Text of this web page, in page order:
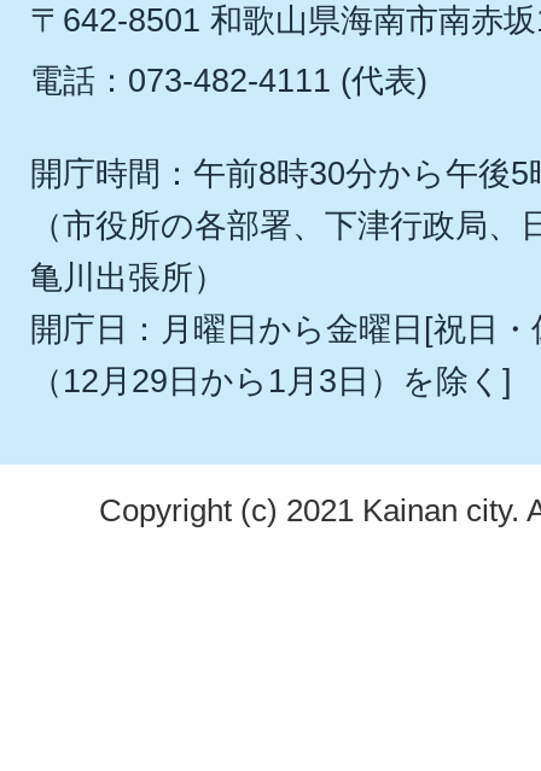
〒642-8501 和歌山県海南市南赤
電話：073-482-4111 (代表)
開庁時間：午前8時30分から午後5
（市役所の各部署、下津行政局
亀川出張所）
開庁日：月曜日から金曜日[祝日
（12月29日から1月3日）を除く]
Copyright (c) 2021 Kainan city.